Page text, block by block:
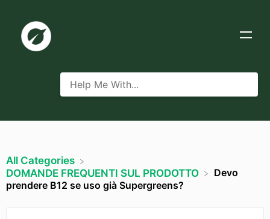
All Categories
​DOMANDE FREQUENTI SUL PRODOTTO
Devo
prendere B12 se uso già Supergreens?